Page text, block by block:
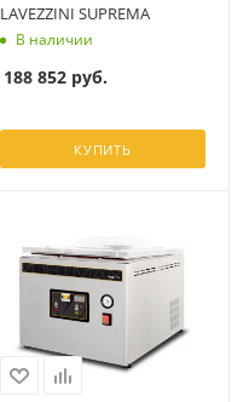
LAVEZZINI SUPREMA
В наличии
188 852 руб.
КУПИТЬ